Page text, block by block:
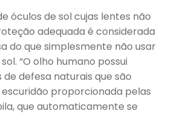
óculos de sol cujas lentes não
adequada é considerada
do que simplesmente não usar
“O olho humano possui
defesa naturais que são
proporcionada pelas
que automaticamente se